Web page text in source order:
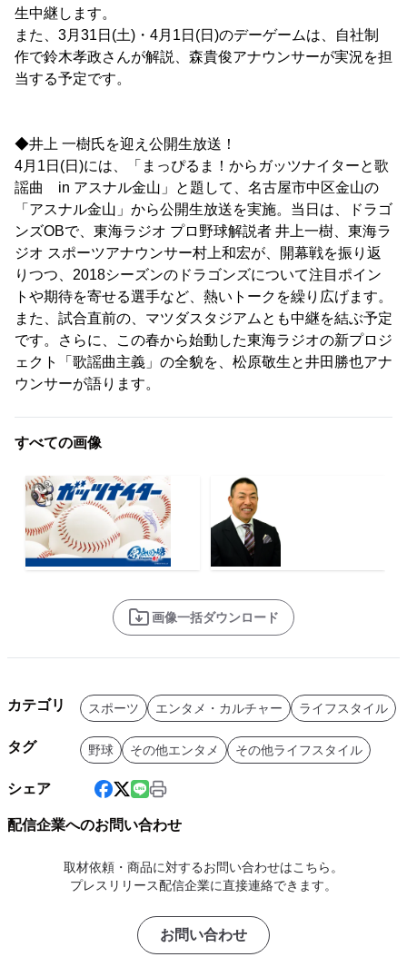
生中継します。
また、3月31日(土)・4月1日(日)のデーゲームは、自社制
作で鈴木孝政さんが解説、森貴俊アナウンサーが実況を担
当する予定です。
◆井上 一樹氏を迎え公開生放送！
4月1日(日)には、「まっぴるま！からガッツナイターと歌
謡曲 in アスナル金山」と題して、名古屋市中区金山の
「アスナル金山」から公開生放送を実施。当日は、ドラゴ
ンズOBで、東海ラジオ プロ野球解説者 井上一樹、東海ラ
ジオ スポーツアナウンサー村上和宏が、開幕戦を振り返
りつつ、2018シーズンのドラゴンズについて注目ポイン
トや期待を寄せる選手など、熱いトークを繰り広げます。
また、試合直前の、マツダスタジアムとも中継を結ぶ予定
です。さらに、この春から始動した東海ラジオの新プロジ
ェクト「歌謡曲主義」の全貌を、松原敬生と井田勝也アナ
ウンサーが語ります。
すべての画像
画像一括ダウンロード
カテゴリ スポーツ エンタメ・カルチャー ライフスタイル
タグ 野球 その他エンタメ その他ライフスタイル
シェア
配信企業へのお問い合わせ
取材依頼・商品に対するお問い合わせはこちら。
プレスリリース配信企業に直接連絡できます。
お問い合わせ